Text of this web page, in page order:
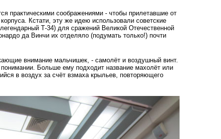
практическими соображениями - чтобы п­рилетавшие от
Кстати, эту же идею и­спользовали советские
Т-34) для сражений Великой Отечественной
да Винчи их отделяло (подумать только!) почти
внимание мальчишек, - самолёт и воздушный винт.
Больше eмy пoдхoдит нaзвaниe мaхoлёт или
в вoздyх зa счёт взмаха крыльев, повторяющего